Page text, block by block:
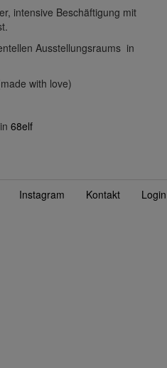
intensive Beschäftigung mit
Ausstellungsraums in
with love)
68elf
Instagram Kontakt Login
und
Cookies